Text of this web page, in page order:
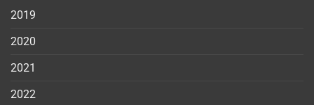
2019
2020
2021
2022